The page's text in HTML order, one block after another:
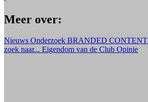
Meer over:
Nieuws Onderzoek BRANDED CONTENT
zoek naar... Eigendom van de Club Opinie